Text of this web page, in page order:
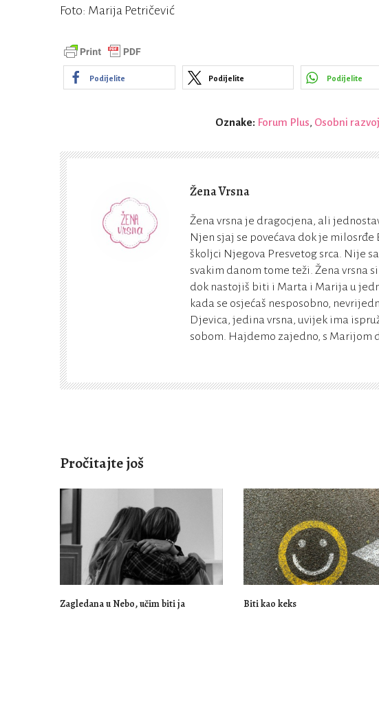
Foto: Marija Petričević
Podijelite Podijelite Podijelite
Oznake: Forum Plus, Osobni razvoj
Žena Vrsna
Žena vrsna je dragocjena, ali
Njen sjaj se povećava dok je
školjci Njegova Presvetog srca. Nije
svakim danom tome teži. Žena vrsna
dok nastojiš biti i Marta i Marija u
kada se osjećaš nesposobno,
Djevica, jedina vrsna, uvijek ima
sobom. Hajdemo zajedno, s Marijom
Pročitajte još
Zagledana u Nebo, učim biti ja Biti kao keks